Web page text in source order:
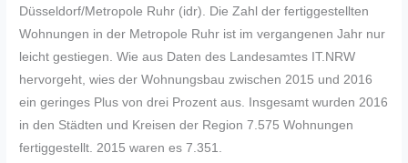
Düsseldorf/Metropole Ruhr (idr). Die Zahl der fertiggestellten
Wohnungen in der Metropole Ruhr ist im vergangenen Jahr nur
leicht gestiegen. Wie aus Daten des Landesamtes IT.NRW
hervorgeht, wies der Wohnungsbau zwischen 2015 und 2016
ein geringes Plus von drei Prozent aus. Insgesamt wurden 2016
in den Städten und Kreisen der Region 7.575 Wohnungen
fertiggestellt. 2015 waren es 7.351.